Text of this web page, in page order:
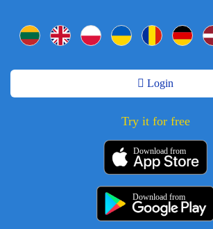
Login
Try it for free
Download from
Download from